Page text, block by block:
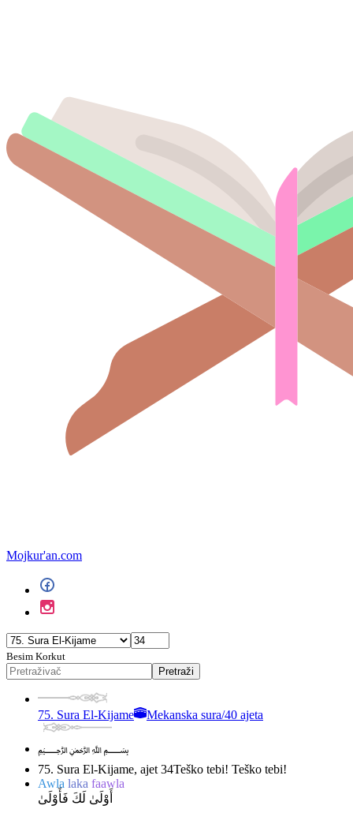
Mojkur'an.com
Besim Korkut
Pretraži
75. Sura El-Kijame Mekanska sura/40 ajeta
﷽
75. Sura El-Kijame, ajet 34Teško tebi! Teško tebi!
Awla laka faawla
أَوْلَىٰ لَكَ فَأَوْلَىٰ